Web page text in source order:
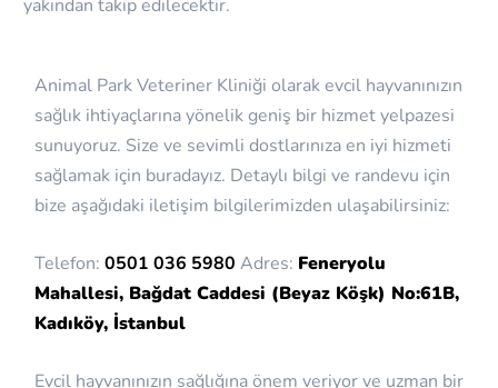
yakından takip edilecektir.
Animal Park Veteriner Kliniği olarak evcil hayvanınızın
sağlık ihtiyaçlarına yönelik geniş bir hizmet yelpazesi
sunuyoruz. Size ve sevimli dostlarınıza en iyi hizmeti
sağlamak için buradayız. Detaylı bilgi ve randevu için
bize aşağıdaki iletişim bilgilerimizden ulaşabilirsiniz:
Telefon: 0501 036 5980 Adres: Feneryolu
Mahallesi, Bağdat Caddesi (Beyaz Köşk) No:61B,
Kadıköy, İstanbul
Evcil hayvanınızın sağlığına önem veriyor ve uzman bir